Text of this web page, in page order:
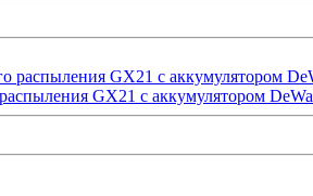
GX21 с аккумулятором